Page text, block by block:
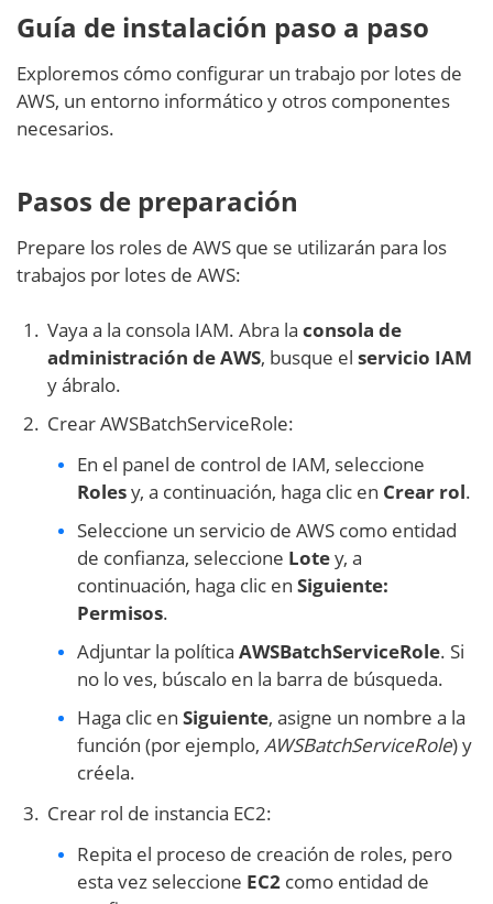
Guía de instalación paso a paso
Exploremos cómo configurar un trabajo por lotes de
AWS, un entorno informático y otros componentes
necesarios.
Pasos de preparación
Prepare los roles de AWS que se utilizarán para los
trabajos por lotes de AWS:
Vaya a la consola IAM. Abra la consola de
administración de AWS, busque el servicio IAM
y ábralo.
Crear AWSBatchServiceRole:
En el panel de control de IAM, seleccione
Rolesy, a continuación, haga clic en Crear rol.
Seleccione un servicio de AWS como entidad
de confianza, seleccione Lotey, a
continuación, haga clic en Siguiente:
Permisos.
Adjuntar la política AWSBatchServiceRole. Si
no lo ves, búscalo en la barra de búsqueda.
Haga clic en Siguiente, asigne un nombre a la
función (por ejemplo, AWSBatchServiceRole) y
créela.
Crear rol de instancia EC2:
Repita el proceso de creación de roles, pero
esta vez seleccione EC2 como entidad de